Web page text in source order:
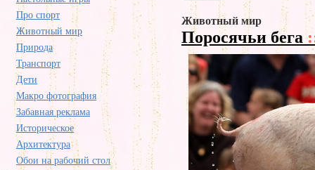
Про спорт
Животный мир
Природа
Транспорт
Дети
Макро фотография
Забавная реклама
Историческое
Архитектура
Обои на рабочий стол
Животный мир
Поросячьи бега